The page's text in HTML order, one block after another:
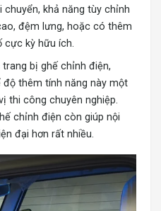
khả năng tùy chỉnh
đệm lưng, hoặc có thêm
cực kỳ hữu ích.
bị ghế chỉnh điện,
thêm tính năng này một
thi công chuyên nghiệp.
chỉnh điện còn giúp nội
đại hơn rất nhiều.